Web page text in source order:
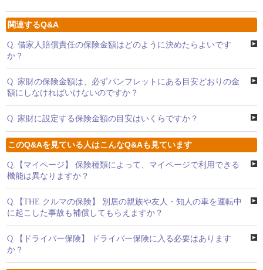
関連するQ&A
Q. 借家人賠償責任の保険金額はどのように決めたらよいです
か？
Q. 家財の保険金額は、必ずパンフレットにある目安どおりの金
額にしなければいけないのですか？
Q. 家財に設定する保険金額の目安はいくらですか？
このQ&Aを見ている人はこんなQ&Aも見ています
Q. 【マイページ】 保険種類によって、マイページで利用できる
機能は異なりますか？
Q. 【THE クルマの保険】 別居の親族や友人・知人の車を運転中
に起こした事故も補償してもらえますか？
Q. 【ドライバー保険】 ドライバー保険に入る必要はあります
か？